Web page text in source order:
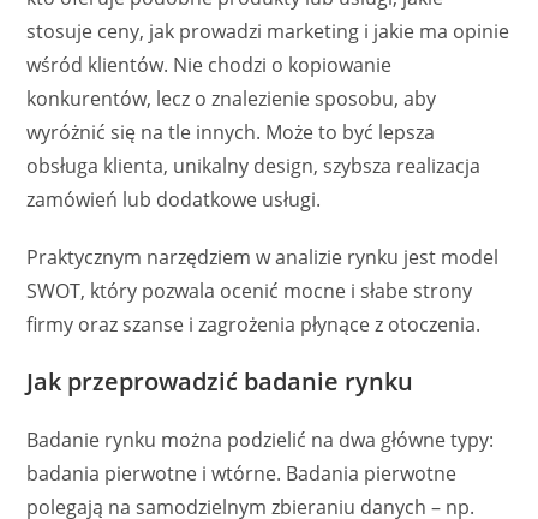
stosuje ceny, jak prowadzi marketing i jakie ma opinie
wśród klientów. Nie chodzi o kopiowanie
konkurentów, lecz o znalezienie sposobu, aby
wyróżnić się na tle innych. Może to być lepsza
obsługa klienta, unikalny design, szybsza realizacja
zamówień lub dodatkowe usługi.
Praktycznym narzędziem w analizie rynku jest model
SWOT, który pozwala ocenić mocne i słabe strony
firmy oraz szanse i zagrożenia płynące z otoczenia.
Jak przeprowadzić badanie rynku
Badanie rynku można podzielić na dwa główne typy:
badania pierwotne i wtórne. Badania pierwotne
polegają na samodzielnym zbieraniu danych – np.